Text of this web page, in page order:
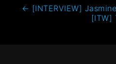
← [INTERVIEW]
[ITW]